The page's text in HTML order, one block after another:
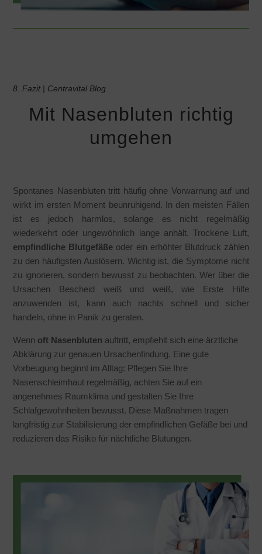
8. Fazit | Centravital Blog
Mit Nasenbluten richtig
umgehen
Spontanes Nasenbluten tritt häufig ohne Vorwarnung auf und
wirkt im ersten Moment beunruhigend. In den meisten Fällen
ist es jedoch harmlos, solange es nicht regelmäßig
wiederkehrt oder ungewöhnlich lange anhält. Trockene Luft,
empfindliche Blutgefäße oder ein erhöhter Blutdruck zählen
zu den häufigsten Auslösern. Wichtig ist, die Symptome nicht
zu ignorieren, sondern bewusst zu beobachten. Wer über die
Ursachen Bescheid weiß und weiß, wie Erste Hilfe
anzuwenden ist, kann auch nachts schnell und sicher
handeln, ohne in Panik zu geraten.
Wenn oft Nasenbluten auftritt, empfiehlt sich eine ärztliche
Abklärung zur genauen Ursachenfindung. Eine gute
Vorbeugung beginnt im Alltag: Pflegen Sie Ihre
Nasenschleimhaut regelmäßig, achten Sie auf ein
angenehmes Raumklima und gestalten Sie Ihre
Schlafgewohnheiten bewusst. Diese Maßnahmen tragen
langfristig zur Stabilisierung der empfindlichen Gefäße bei und
reduzieren das Risiko für nächtliche Blutungen.